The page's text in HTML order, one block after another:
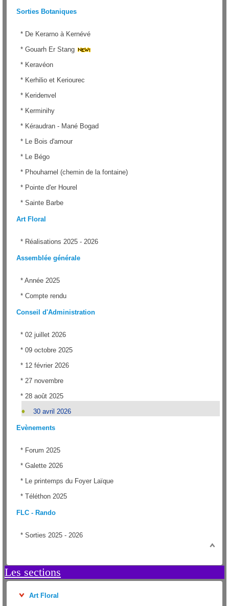
Sorties Botaniques
* De Kerarno à Kernévé
* Gouarh Er Stang
* Keravéon
* Kerhilio et Keriourec
* Keridenvel
* Kerminihy
* Kéraudran - Mané Bogad
* Le Bois d'amour
* Le Bégo
* Phouharnel (chemin de la fontaine)
* Pointe d'er Hourel
* Sainte Barbe
Art Floral
* Réalisations 2025 - 2026
Assemblée générale
* Année 2025
* Compte rendu
Conseil d'Administration
* 02 juillet 2026
* 09 octobre 2025
* 12 février 2026
* 27 novembre
* 28 août 2025
30 avril 2026
Evènements
* Forum 2025
* Galette 2026
* Le printemps du Foyer Laïque
* Téléthon 2025
FLC - Rando
* Sorties 2025 - 2026
Les sections
Art Floral